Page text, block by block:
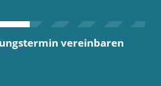
vereinbaren